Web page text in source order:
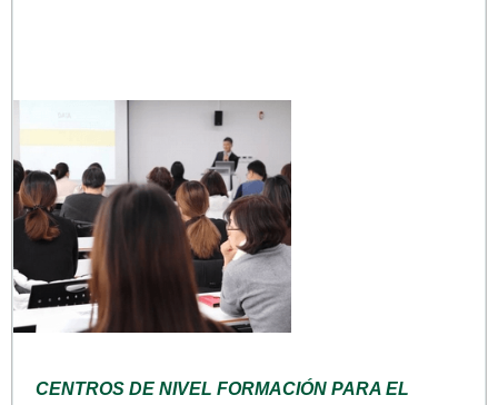
CENTROS DE NIVEL FORMACIÓN PARA EL